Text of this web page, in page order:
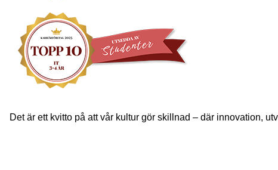
Det är ett kvitto på att vår kultur gör skillnad – där innovation,